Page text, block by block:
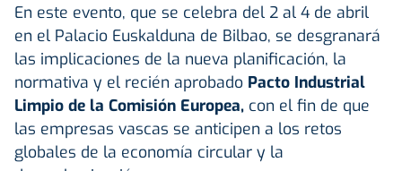
En este evento, que se celebra del 2 al 4 de abril
en el Palacio Euskalduna de Bilbao, se desgranará
las implicaciones de la nueva planificación, la
normativa y el recién aprobado Pacto Industrial
Limpio de la Comisión Europea, con el fin de que
las empresas vascas se anticipen a los retos
globales de la economía circular y la